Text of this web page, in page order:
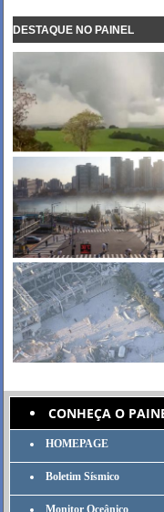
DESTAQUE NO PAINEL
CONHEÇA O
HOMEPAGE
Boletim Sísmico
Monitor Oceânico